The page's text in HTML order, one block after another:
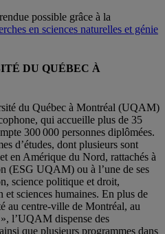
possible grâce à la
en sciences naturelles et génie
DU QUÉBEC À
du Québec à Montréal (UQAM)
qui accueille plus de 35
300 000 personnes diplômées.
d’études, dont plusieurs sont
en Amérique du Nord, rattachés à
(ESG UQAM) ou à l’une de ses
science politique et droit,
et sciences humaines. En plus de
au centre-ville de Montréal, au
l’UQAM dispense des
que plusieurs programmes dans